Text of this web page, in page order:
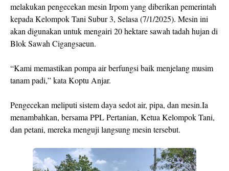
melakukan pengecekan mesin Irpom yang diberikan pemerintah
kepada Kelompok Tani Subur 3, Selasa (7/1/2025). Mesin ini
akan digunakan untuk mengairi 20 hektare sawah tadah hujan di
Blok Sawah Cigangsaeun.
“Kami memastikan pompa air berfungsi baik menjelang musim
tanam padi,” kata Koptu Anjar.
Pengecekan meliputi sistem daya sedot air, pipa, dan mesin.Ia
menambahkan, bersama PPL Pertanian, Ketua Kelompok Tani,
dan petani, mereka menguji langsung mesin tersebut.